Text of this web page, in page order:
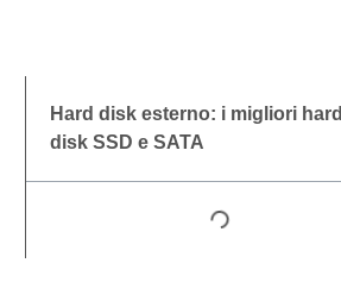
Hard disk esterno: i migliori hard
disk SSD e SATA